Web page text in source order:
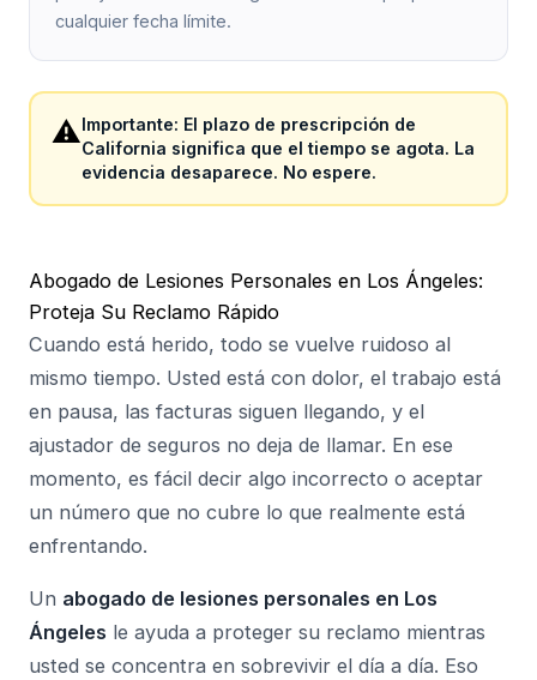
cualquier fecha límite.
⚠️Importante: El plazo de prescripción de
California significa que el tiempo se agota. La
evidencia desaparece. No espere.
Abogado de Lesiones Personales en Los Ángeles:
Proteja Su Reclamo Rápido
Cuando está herido, todo se vuelve ruidoso al
mismo tiempo. Usted está con dolor, el trabajo está
en pausa, las facturas siguen llegando, y el
ajustador de seguros no deja de llamar. En ese
momento, es fácil decir algo incorrecto o aceptar
un número que no cubre lo que realmente está
enfrentando.
Un abogado de lesiones personales en Los
Ángeles le ayuda a proteger su reclamo mientras
usted se concentra en sobrevivir el día a día. Eso